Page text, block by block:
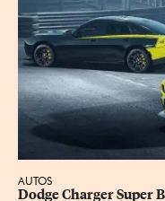
AUTOS
Dodge Charger Super